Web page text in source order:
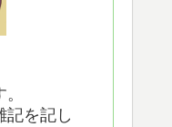
記を記し